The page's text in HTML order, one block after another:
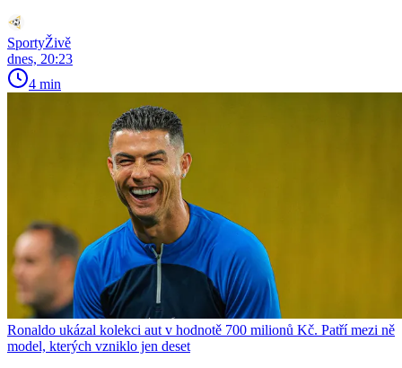
SportyŽivě
dnes, 20:23
4 min
Ronaldo ukázal kolekci aut v hodnotě 700 milionů Kč. Patří mezi ně
model, kterých vzniklo jen deset